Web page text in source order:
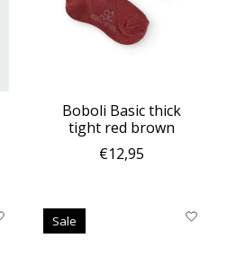
Boboli Basic thick
tight red brown
€12,95
Sale